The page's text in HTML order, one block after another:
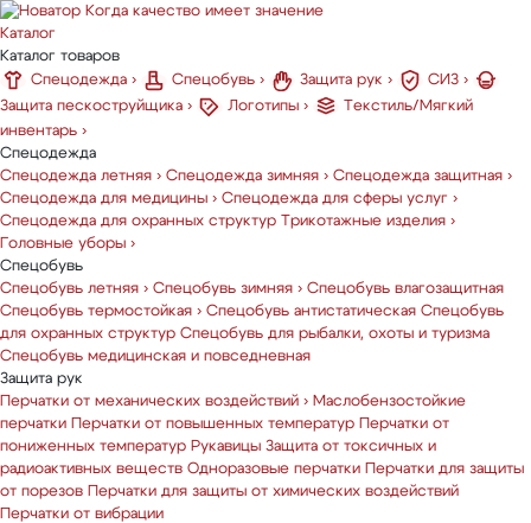
Когда качество имеет значение
Каталог
Каталог товаров
Спецодежда › Спецобувь › Защита рук › СИЗ ›
Защита пескоструйщика › Логотипы ›
Текстиль/Мягкий
инвентарь ›
Спецодежда
Спецодежда летняя › Спецодежда зимняя › Спецодежда защитная ›
Спецодежда для медицины › Спецодежда для сферы услуг ›
Спецодежда для охранных структур
Трикотажные изделия ›
Головные уборы ›
Спецобувь
Спецобувь летняя › Спецобувь зимняя › Спецобувь влагозащитная
Спецобувь термостойкая › Спецобувь антистатическая Спецобувь
для охранных структур Спецобувь для рыбалки, охоты и туризма
Спецобувь медицинская и повседневная
Защита рук
Перчатки от механических воздействий › Маслобензостойкие
перчатки
Перчатки от повышенных температур
Перчатки от
пониженных температур Рукавицы Защита от токсичных и
радиоактивных веществ Одноразовые перчатки
Перчатки для защиты
от порезов
Перчатки для защиты от химических воздействий
Перчатки от вибрации